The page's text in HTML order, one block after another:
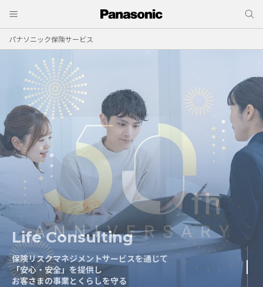
パナソニック保険サービス
Life Consulting
保険リスクマネジメントサービスを通じて
「安心・安全」を提供し
お客さまの事業とくらしを守る
Risk Consulting
保険リスクマネジメントサービスを通じて
「安心・安全」を提供し
お客さまの事業とくらしを守る